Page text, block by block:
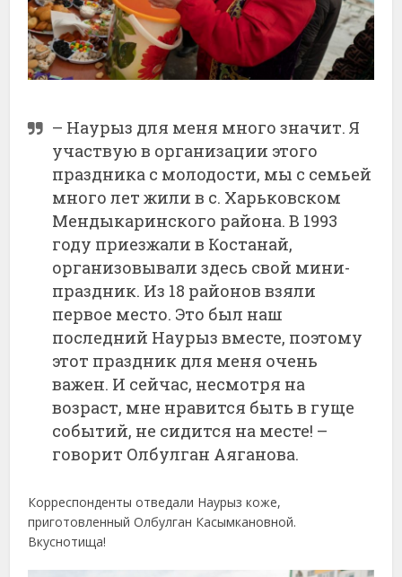
– Наурыз для меня много значит. Я
участвую в организации этого
праздника с молодости, мы с семьей
много лет жили в с. Харьковском
Мендыкаринского района. В 1993
году приезжали в Костанай,
организовывали здесь свой мини-
праздник. Из 18 районов взяли
первое место. Это был наш
последний Наурыз вместе, поэтому
этот праздник для меня очень
важен. И сейчас, несмотря на
возраст, мне нравится быть в гуще
событий, не сидится на месте! –
говорит Олбулган Аяганова.
Корреспонденты отведали Наурыз коже,
приготовленный Олбулган Касымкановной.
Вкуснотища!